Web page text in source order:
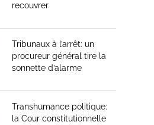
recouvrer
Tribunaux à l’arrêt: un
procureur général tire la
sonnette d’alarme
Transhumance politique:
la Cour constitutionnelle